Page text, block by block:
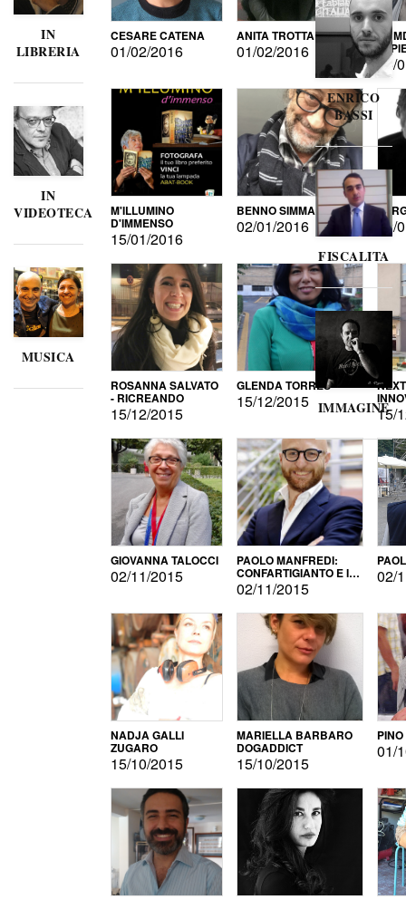
IN
LIBRERIA
IN
VIDEOTECA
MUSICA
CESARE CATENA
01/02/2016
ANITA TROTTA
01/02/2016 DI
15/
M'ILLUMINO
D'IMMENSO
15/01/2016
BENNO SIMMA
02/01/2016
ROSANNA SALVATO
- RICREANDO
15/12/2015
GLENDA TORRES
15/12/2015
15/
GIOVANNA TALOCCI
02/11/2015
PAOLO MANFREDI:
CONFARTIGIANTO E IL
SONDAGGIO
02/11/2015
02/
NADJA GALLI
ZUGARO
15/10/2015
MARIELLA BARBARO
DOGADDICT
15/10/2015
01/
ENRICO
BASSI
FISCALITA
IMMAGINE